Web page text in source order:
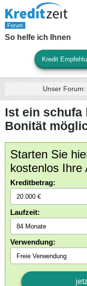
So helfe ich Ihnen
Kredit
Unser Forum:
Ist ein
Bonität
Starten Sie
kostenlos Ihre
Kreditbetrag:
Laufzeit:
Verwendung: